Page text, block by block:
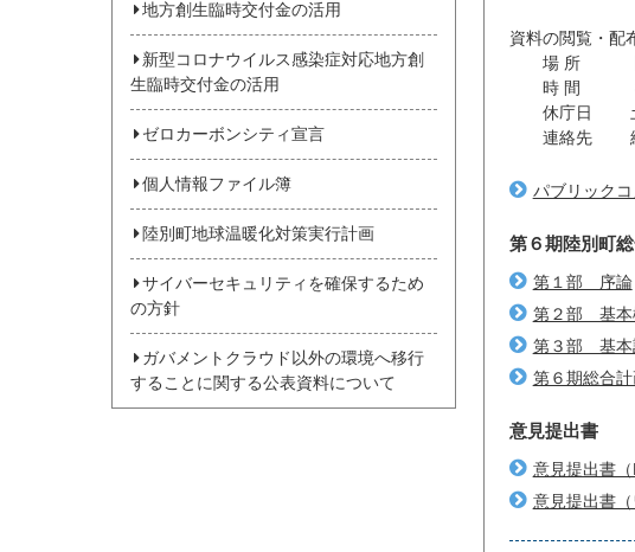
資料の閲覧・配
場 所 陸別町
時 間 8：
休庁日 土
連絡先 総務
パブリック
第６期陸別町総
第１部 序論
第２部 基本
第３部 基本
第６期総合
意見提出書
意見提出書
意見提出書（
地方創生臨時交付金の活用
新型コロナウイルス感染症対応地方創
生臨時交付金の活用
ゼロカーボンシティ宣言
個人情報ファイル簿
陸別町地球温暖化対策実行計画
サイバーセキュリティを確保するため
の方針
ガバメントクラウド以外の環境へ移行
することに関する公表資料について